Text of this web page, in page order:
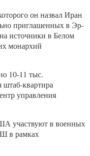
он назвал Иран
приглашенных в Эр-
источники в Белом
монархий
10-11 тыс.
квартира
управления
участвуют в военных
в рамках